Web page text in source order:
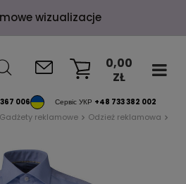
wizualizacje
006 Сервіс УКР +48 733 382 002
0,00
ZŁ
Gadżety reklamowe Odzież reklamowa